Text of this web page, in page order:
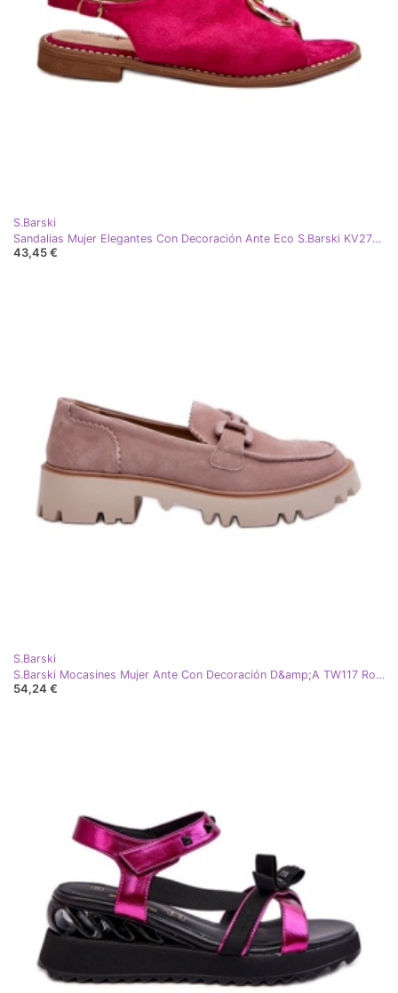
S.Barski
Sandalias Mujer Elegantes Con Decoración Ante Eco S.Barski KV27-058 Fucsia rosa
43,45 €
S.Barski
S.Barski Mocasines Mujer Ante Con Decoración D&amp;A TW117 Rosa
54,24 €